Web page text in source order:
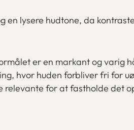
lysere hudtone, da
er en markant og varig
hvor huden forbliver fri for
for at fastholde det